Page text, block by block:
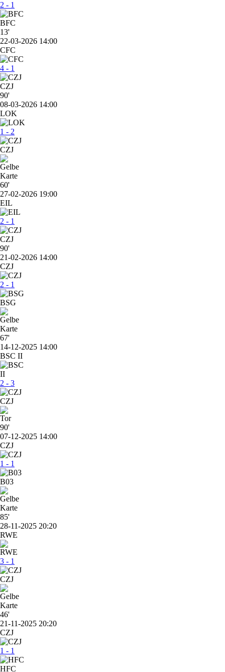
2 - 1
BFC
13'
22-03-2026 14:00
CFC
4 - 1
CZJ
90'
08-03-2026 14:00
LOK
1 - 2
CZJ
60'
27-02-2026 19:00
EIL
2 - 1
CZJ
90'
21-02-2026 14:00
CZJ
2 - 1
BSG
67'
14-12-2025 14:00
BSC II
2 - 3
CZJ
90'
07-12-2025 14:00
CZJ
1 - 1
B03
85'
28-11-2025 20:20
RWE
3 - 1
CZJ
46'
21-11-2025 20:20
CZJ
1 - 1
HFC